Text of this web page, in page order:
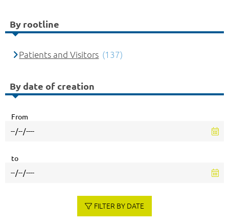
By rootline
Patients and Visitors (137)
By date of creation
From
to
FILTER BY DATE